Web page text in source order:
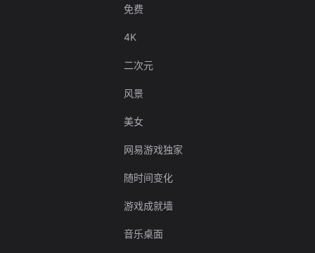
免费
4K
二次元
风景
美女
网易游戏独家
随时间变化
游戏成就墙
音乐桌面